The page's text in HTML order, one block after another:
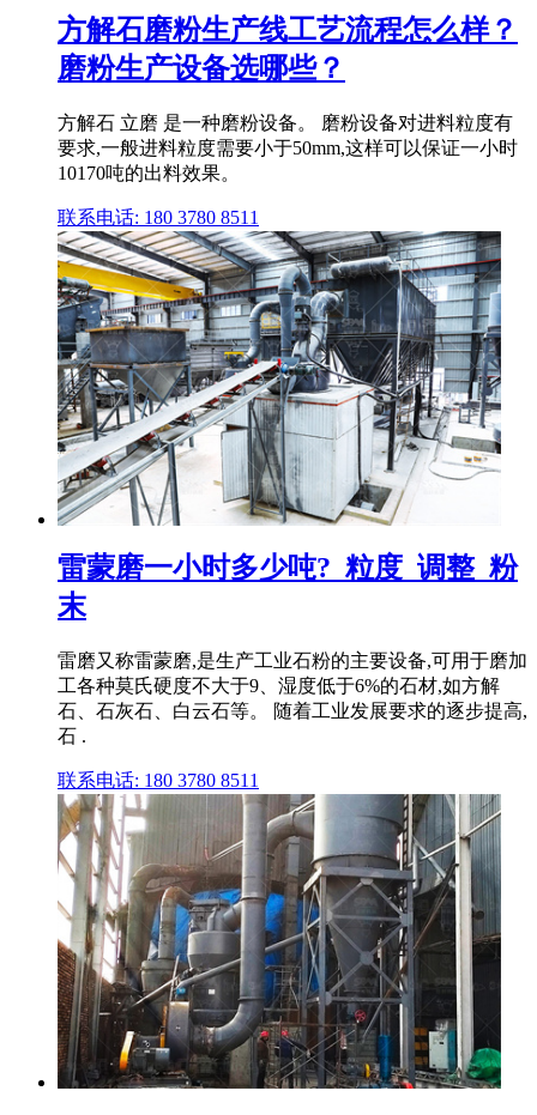
方解石磨粉生产线工艺流程怎么样？
磨粉生产设备选哪些？
方解石 立磨 是一种磨粉设备。 磨粉设备对进料粒度有
要求,一般进料粒度需要小于50mm,这样可以保证一小时
10170吨的出料效果。
联系电话: 180 3780 8511
雷蒙磨一小时多少吨?_粒度_调整_粉
末
雷磨又称雷蒙磨,是生产工业石粉的主要设备,可用于磨加
工各种莫氏硬度不大于9、湿度低于6%的石材,如方解
石、石灰石、白云石等。 随着工业发展要求的逐步提高,
石 .
联系电话: 180 3780 8511